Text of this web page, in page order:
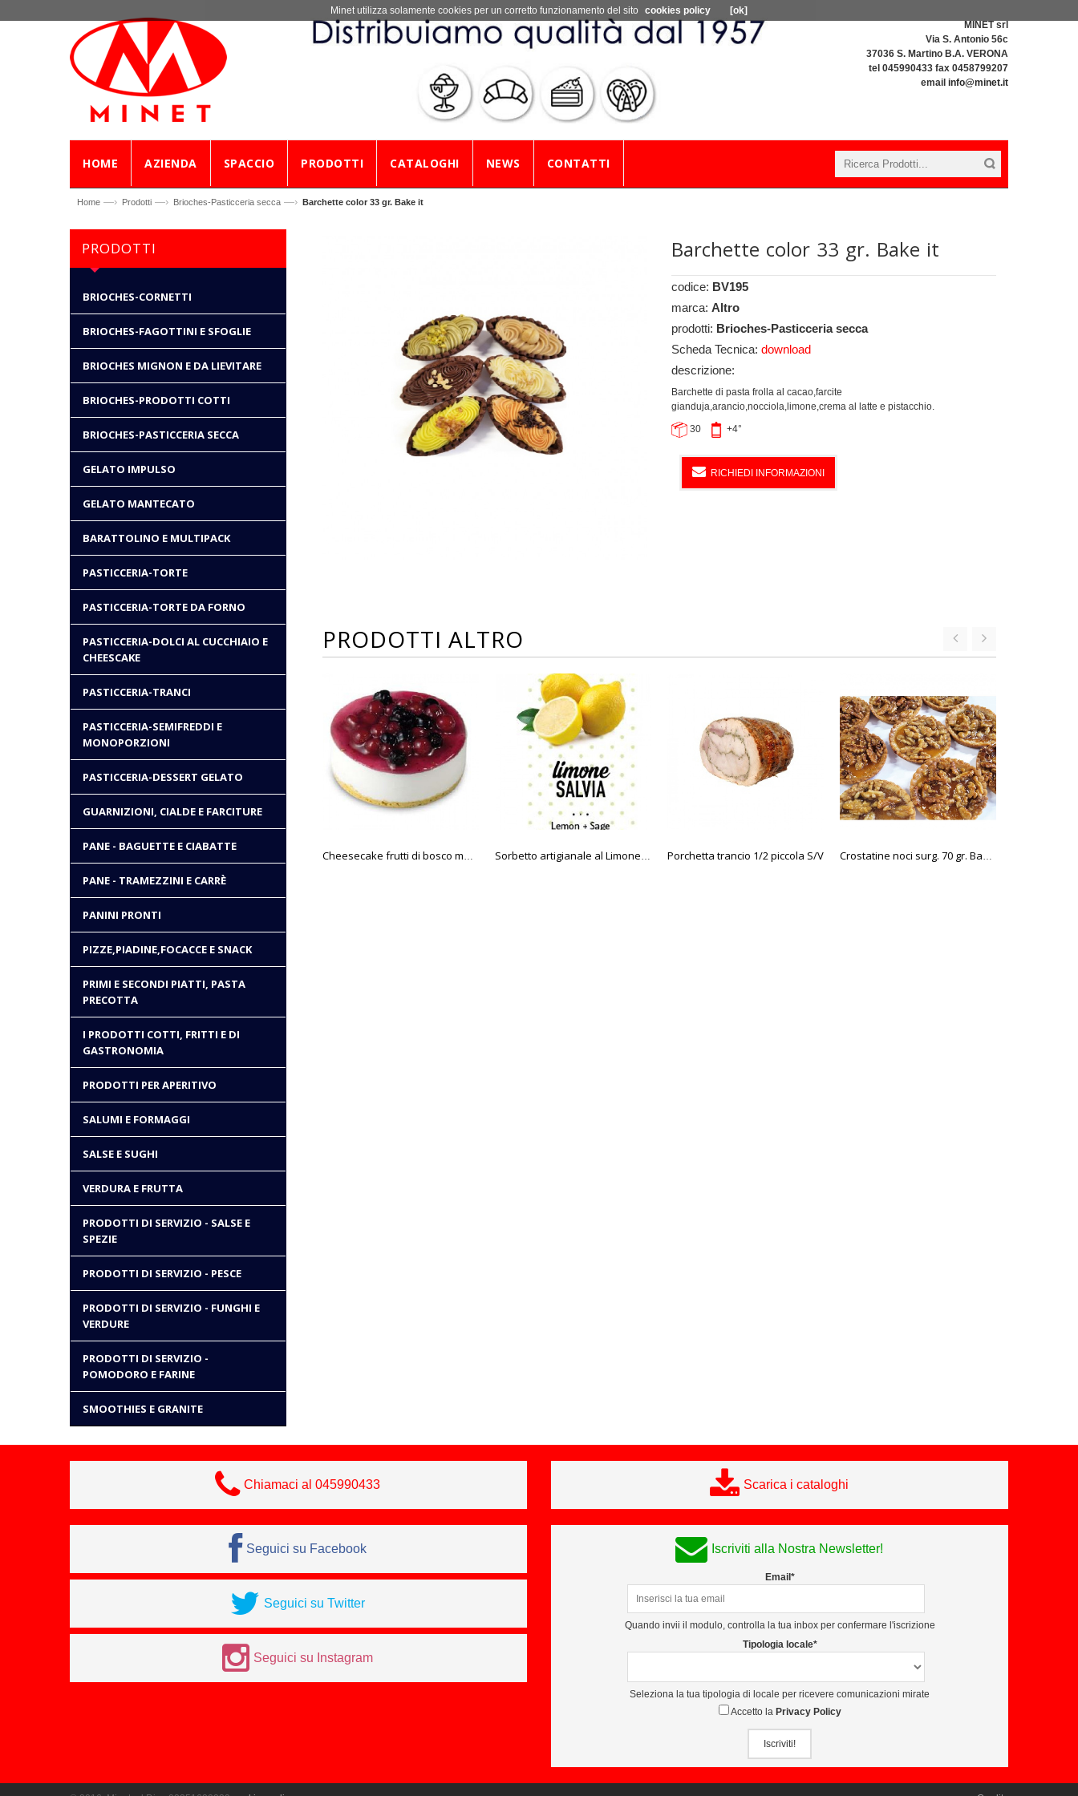
MINET srl
Via S. Antonio 56c
37036 S. Martino B.A. VERONA
tel 045990433 fax 0458799207
email info@minet.it
HOME AZIENDA SPACCIO PRODOTTI CATALOGHI NEWS CONTATTI
Home —› Prodotti —› Brioches-Pasticceria secca —› Barchette color 33 gr. Bake it
Barchette color 33 gr. Bake it
codice: BV195
marca: Altro
prodotti: Brioches-Pasticceria secca
Scheda Tecnica: download
descrizione:
Barchette di pasta frolla al cacao,farcite
gianduja,arancio,nocciola,limone,crema al latte e pistacchio.
30 +4°
RICHIEDI INFORMAZIONI
PRODOTTI ALTRO
Cheesecake frutti di bosco monop. 90 gr. Sorbetto artigianale al Limone e Salvia 2,5 litri Porchetta trancio 1/2 piccola S/V Crostatine noci surg. 70 gr. Bake it
PRODOTTI
BRIOCHES-CORNETTI
BRIOCHES-FAGOTTINI E SFOGLIE
BRIOCHES MIGNON E DA LIEVITARE
BRIOCHES-PRODOTTI COTTI
BRIOCHES-PASTICCERIA SECCA
GELATO IMPULSO
GELATO MANTECATO
BARATTOLINO E MULTIPACK
PASTICCERIA-TORTE
PASTICCERIA-TORTE DA FORNO
PASTICCERIA-DOLCI AL CUCCHIAIO E
CHEESCAKE
PASTICCERIA-TRANCI
PASTICCERIA-SEMIFREDDI E
MONOPORZIONI
PASTICCERIA-DESSERT GELATO
GUARNIZIONI, CIALDE E FARCITURE
PANE - BAGUETTE E CIABATTE
PANE - TRAMEZZINI E CARRÈ
PANINI PRONTI
PIZZE,PIADINE,FOCACCE E SNACK
PRIMI E SECONDI PIATTI, PASTA
PRECOTTA
I PRODOTTI COTTI, FRITTI E DI
GASTRONOMIA
PRODOTTI PER APERITIVO
SALUMI E FORMAGGI
SALSE E SUGHI
VERDURA E FRUTTA
PRODOTTI DI SERVIZIO - SALSE E
SPEZIE
PRODOTTI DI SERVIZIO - PESCE
PRODOTTI DI SERVIZIO - FUNGHI E
VERDURE
PRODOTTI DI SERVIZIO -
POMODORO E FARINE
SMOOTHIES E GRANITE
Chiamaci al 045990433 Scarica i cataloghi
Seguici su Facebook
Seguici su Twitter
Seguici su Instagram
Iscriviti alla Nostra Newsletter!
Email*
Quando invii il modulo, controlla la tua inbox per confermare l'iscrizione
Tipologia locale*
Seleziona la tua tipologia di locale per ricevere comunicazioni mirate
Accetto la Privacy Policy
Iscriviti!
Minet utilizza solamente cookies per un corretto funzionamento del sito cookies policy [ok]